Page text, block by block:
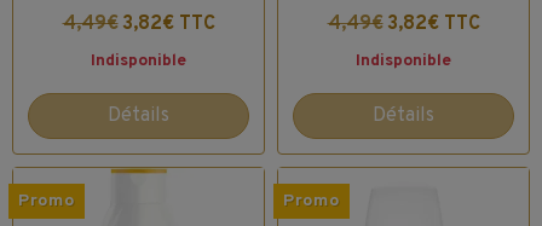
4,49€ 3,82€ TTC
Indisponible
Détails
4,49€ 3,82€ TTC
Indisponible
Détails
Promo Promo